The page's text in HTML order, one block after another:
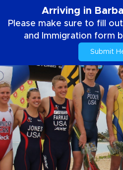
Arriving in
Please make sure to fill
and Immigration form
Submit